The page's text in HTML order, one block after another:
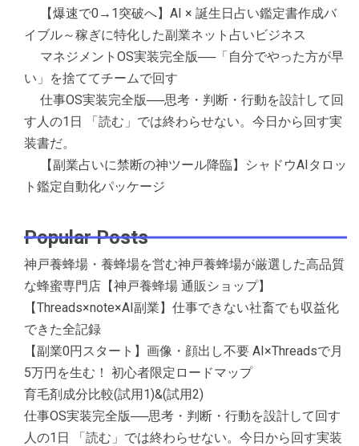
【爆速で0→1突破へ】AI × 誕生日占い鑑定書作成バ
イブル～稼ぎに特化した副業ネット占いビジネス
マネジメントOS実装完全版──「自分でやった方が早
い」を捨ててチームで回す
仕事OS実装完全版──思考・判断・行動を設計して回
す人の1日 「読む」では終わらせない。今日から回す実
装書だ。
【副業占いに禁断の神ツール降臨】シャドウAIタロッ
ト鑑定自動化パッケージ
Popular Posts
神戸養蜂場・養蜂場を営む神戸養蜂場が厳選した高品質
な蜂蜜専門店【神戸養蜂場 通販ショップ】
【Threads×note×AI副業】仕事できない社畜でも収益化
できた全記録
【副業0円スタート】画像・顔出し不要 AI×Threadsで月
5万円を生む！ 初心者限定ロードマップ
育毛剤成分比較(試用1)&(試用2)
仕事OS実装完全版──思考・判断・行動を設計して回す
人の1日 「読む」では終わらせない。今日から回す実装